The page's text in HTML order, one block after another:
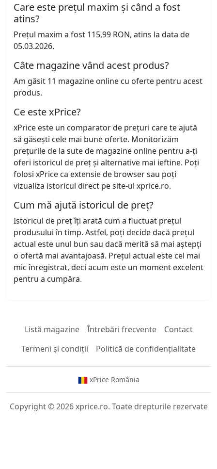
Care este prețul maxim și când a fost
atins?
Prețul maxim a fost 115,99 RON, atins la data de
05.03.2026.
Câte magazine vând acest produs?
Am găsit 11 magazine online cu oferte pentru acest
produs.
Ce este xPrice?
xPrice este un comparator de prețuri care te ajută
să găsești cele mai bune oferte. Monitorizăm
prețurile de la sute de magazine online pentru a-ți
oferi istoricul de preț și alternative mai ieftine. Poți
folosi xPrice ca extensie de browser sau poți
vizualiza istoricul direct pe site-ul xprice.ro.
Cum mă ajută istoricul de preț?
Istoricul de preț îți arată cum a fluctuat prețul
produsului în timp. Astfel, poți decide dacă prețul
actual este unul bun sau dacă merită să mai aștepți
o ofertă mai avantajoasă. Prețul actual este cel mai
mic înregistrat, deci acum este un moment excelent
pentru a cumpăra.
Listă magazine Întrebări frecvente
Contact
Termeni și condiții
Politică de confidențialitate
xPrice România
Copyright © 2026 xprice.ro. Toate drepturile rezervate